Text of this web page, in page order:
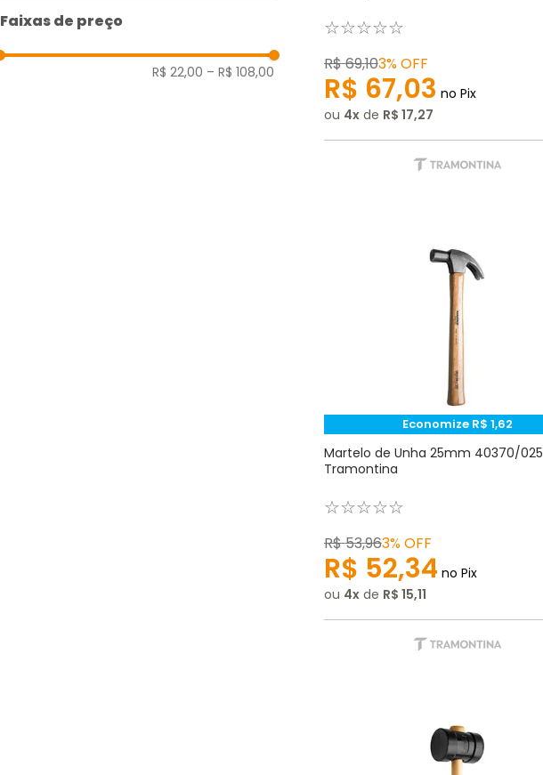
Faixas de preço
R$ 22,00 – R$ 108,00
☆☆☆☆☆
R$69,103%OFF
R$ 67,03 no Pix
ou 4 de R$ 17,27
Economize R$ 1,62
Martelo de Unha 25mm 40370/025
Tramontina
☆☆☆☆☆
R$53,963%OFF
R$ 52,34 no Pix
ou 4 de R$ 15,11